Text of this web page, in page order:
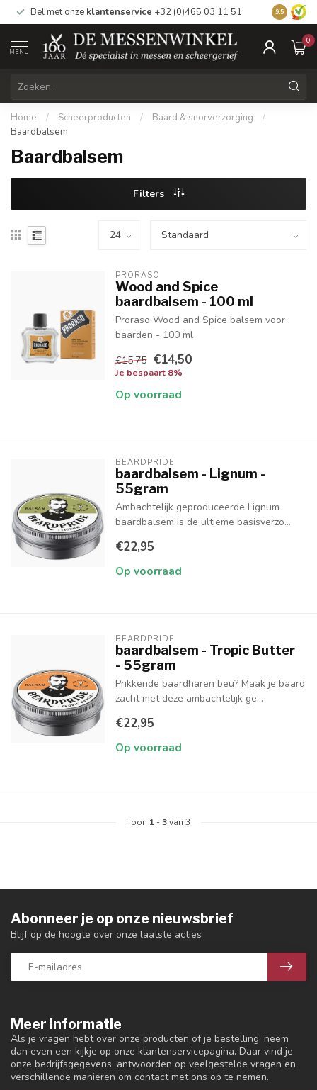
Bel met onze klantenservice +32 (0)465 03 11 51 Bezoek
9.5
MENU
0
Home / Scheerproducten / Baard & snorverzorging
/
Baardbalsem
Baardbalsem
Filters
PRORASO
Wood and Spice
baardbalsem - 100 ml
Proraso Wood and Spice balsem voor
baarden - 100 ml
€15,75 €14,50
Je bespaart 8%
Op voorraad
BEARDPRIDE
baardbalsem - Lignum -
55gram
Ambachtelijk geproduceerde Lignum
baardbalsem is de ultieme basisverzo...
€22,95
Op voorraad
BEARDPRIDE
baardbalsem - Tropic Butter
- 55gram
Prikkende baardharen beu? Maak je baard
zacht met deze ambachtelijk ge...
€22,95
Op voorraad
Toon 1 -3van 3
Meer informatie
Als je vragen hebt over onze producten of je bestelling, neem
dan even een kijkje op onze klantenservicepagina. Daar vind je
onze bedrijfsgegevens, antwoorden op veelgestelde vragen en
verschillende manieren om contact met ons op te nemen.
Abonneer je op onze nieuwsbrief
Blijf op de hoogte over onze laatste acties